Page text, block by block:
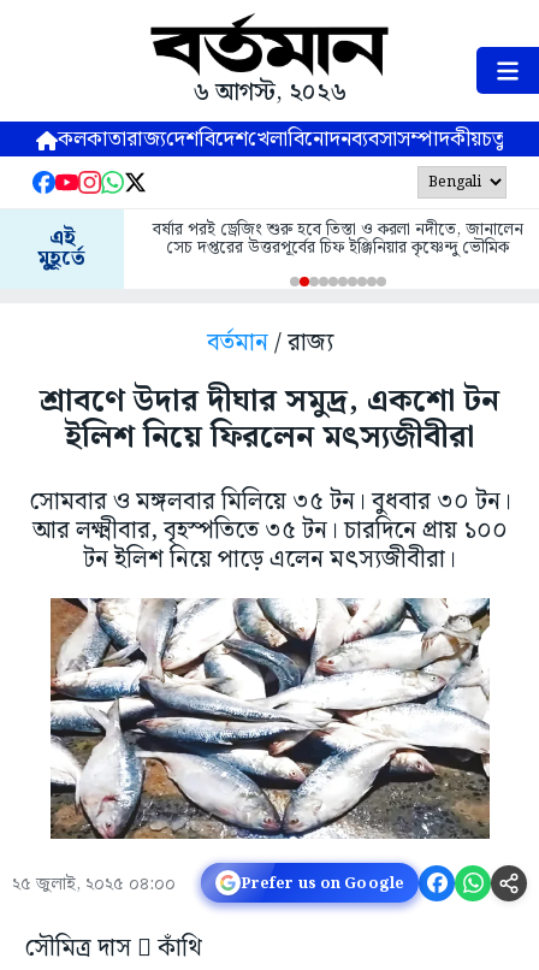
৬ আগস্ট, ২০২৬
কলকাতারাজ্যদেশবিদেশখেলাবিনোদনব্যবসাসম্পাদকীয়
এই
মুহূর্তে
বর্ষার পরই ড্রেজিং শুরু হবে তিস্তা ও করলা নদীতে, জানালেন
সেচ দপ্তরের উত্তরপূর্বের চিফ ইঞ্জিনিয়ার কৃষ্ণেন্দু ভৌমিক
বর্তমান/ রাজ্য
শ্রাবণে উদার দীঘার সমুদ্র, একশো টন
ইলিশ নিয়ে ফিরলেন মৎস্যজীবীরা
সোমবার ও মঙ্গলবার মিলিয়ে ৩৫ টন। বুধবার ৩০ টন।
আর লক্ষ্মীবার, বৃহস্পতিতে ৩৫ টন। চারদিনে প্রায় ১০০
টন ইলিশ নিয়ে পাড়ে এলেন মৎস্যজীবীরা।
২৫ জুলাই, ২০২৫ ০৪:০০ Prefer us on Google
সৌমিত্র দাস  কাঁথি